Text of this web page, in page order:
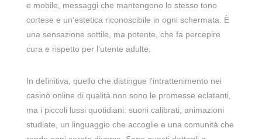
e mobile, messaggi che mantengono lo stesso tono
cortese e un’estetica riconoscibile in ogni schermata. È
una sensazione sottile, ma potente, che fa percepire
cura e rispetto per l’utente adulte.
In definitiva, quello che distingue l’intrattenimento nei
casinò online di qualità non sono le promesse eclatanti,
ma i piccoli lussi quotidiani: suoni calibrati, animazioni
studiate, un linguaggio che accoglie e una comunità che